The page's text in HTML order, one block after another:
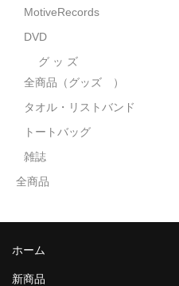
全商品
MotiveRecords
DVD
グ ッ ズ
全商品（グッズ ）
タオル・リストバンド
トートバッグ
雑誌
全商品
ホーム
新商品